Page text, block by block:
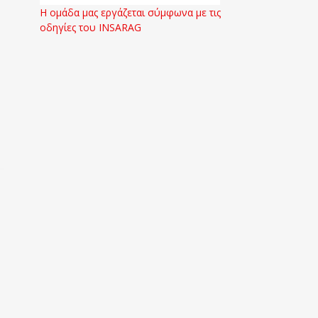
Η ομάδα μας εργάζεται σύμφωνα με τις
οδηγίες του INSARAG